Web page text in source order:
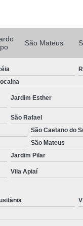
Motorizada
Rolo Automática
Porta Rolo Automática
Porta Rolo
Rolo de Aço
Portão
Portão
Portão Automático
em Aço
São Mateus
Jardim Esther
São Rafael
São Caetano do
São Mateus
Jardim Pilar
Vila Apiaí